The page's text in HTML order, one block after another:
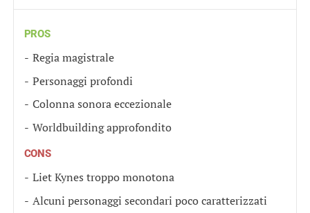
PROS
Regia magistrale
Personaggi profondi
Colonna sonora eccezionale
Worldbuilding approfondito
CONS
Liet Kynes troppo monotona
Alcuni personaggi secondari poco caratterizzati